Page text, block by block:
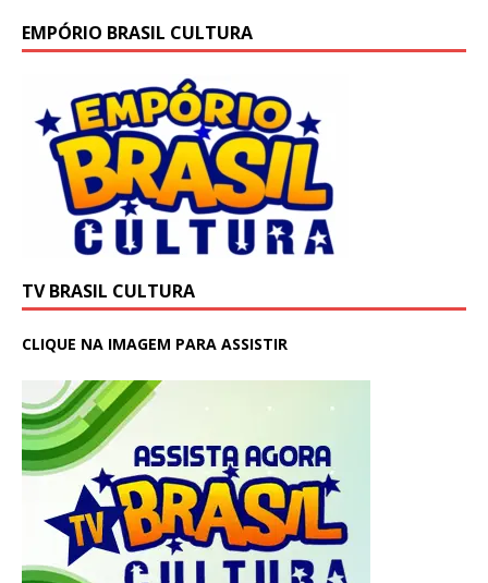
EMPÓRIO BRASIL CULTURA
TV BRASIL CULTURA
CLIQUE NA IMAGEM PARA ASSISTIR